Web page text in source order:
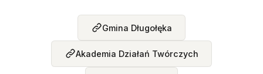
Gmina Długołęka
Akademia Działań Twórczych